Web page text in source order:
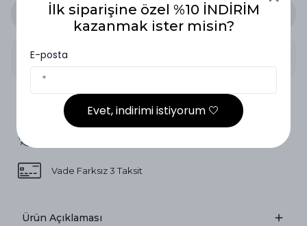
Stoğa Gelince Haber Ver
2.000₺ ve Üzeri Ücretsiz Kargo
Vade Farksız 3 Taksit
Ürün Açıklaması
İlk siparişine özel %10 İNDİRİM
kazanmak ister misin?
E-posta
Evet, indirimi istiyorum 🤍